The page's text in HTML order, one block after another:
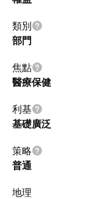
類別
部門
焦點
醫療保健
利基
基礎廣泛
策略
普通
地理